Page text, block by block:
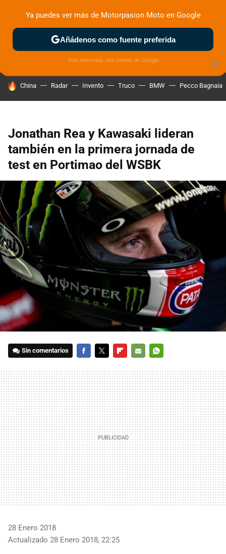
ZONA DE PRUEBAS DEPORTIVAS MOTOS ELÉCTRICAS
HOY SE HABLA DE
China Radar Invento Truco BMW Pecco Bagnaia
Jonathan Rea y Kawasaki lideran
también en la primera jornada de
test en Portimao del WSBK
Sin comentarios
MAIL
28 Enero 2018
Actualizado 28 Enero 2018, 22:25
×
Ya puedes ver más de Motorpasion Moto en Google
Añádenos como fuente preferida
Solo necesitas una cuenta de Google